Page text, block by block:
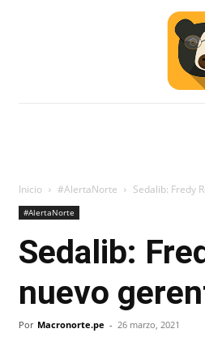
Inicio #AlertaNorte Sedalib: Fredy
#AlertaNorte
Sedalib:
nuevo
Por Macronorte.pe - 26 marzo, 2021